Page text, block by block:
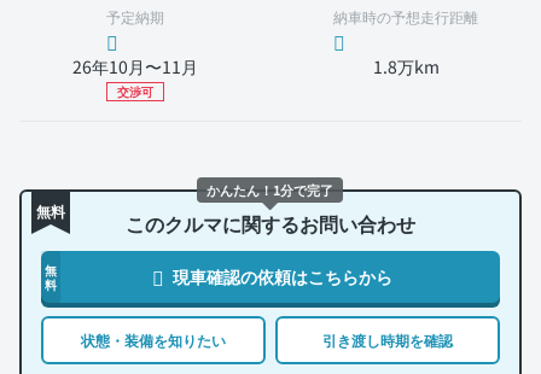
予定納期
26年10月〜11月
交渉可
納車時の予想走行距離
1.8万km
無料 このクルマに関するお問い合わせ
無
料
現車確認の依頼はこちらから
状態・装備を知りたい 引き渡し時期を確認
かんたん！1分で完了